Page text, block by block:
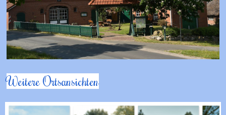
Weitere Ortsansichten